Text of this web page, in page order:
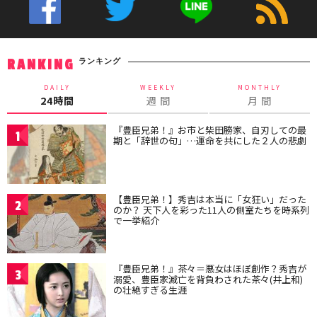
RANKING ランキング
DAILY
24時間
WEEKLY
週 間
MONTHLY
月 間
1 『豊臣兄弟！』お市と柴田勝家、自刃しての最
期と「辞世の句」…運命を共にした２人の悲劇
2 【豊臣兄弟！】秀吉は本当に「女狂い」だった
のか？ 天下人を彩った11人の側室たちを時系列
で一挙紹介
3 『豊臣兄弟！』茶々＝悪女はほぼ創作？秀吉が
溺愛、豊臣家滅亡を背負わされた茶々(井上和)
の壮絶すぎる生涯